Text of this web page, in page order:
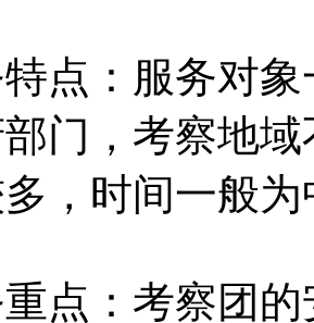
：服务对象
门，考察地
，时间一般为
：考察团的